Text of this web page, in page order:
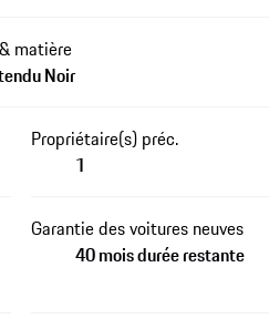
matière
Noir
Propriétaire(s) préc.
1
Garantie des voitures neuves
40 mois durée restante